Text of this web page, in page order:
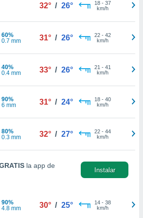
32° / 26° 18- 37
km/h
60%
0.7 mm
31° / 26° 22- 42
km/h
40%
0.4 mm
33° / 26° 21 - 41
km/h
90%
6 mm
31° / 24° 18- 40
km/h
80%
0.3 mm
32° / 27° 22- 44
km/h
la app de
Instalar
90%
4.8 mm
30° / 25° 14- 38
km/h